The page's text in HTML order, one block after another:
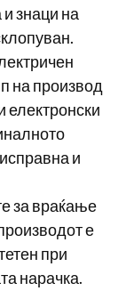
знаци на
на производ
електронски
и
за враќање
е
при
нарачка.